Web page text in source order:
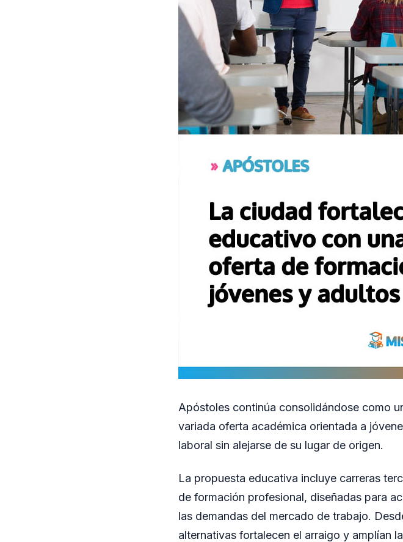
Apóstoles continúa consolidándose como
variada oferta académica orientada a
laboral sin alejarse de su lugar de origen.
La propuesta educativa incluye carreras
de formación profesional, diseñadas para
las demandas del mercado de trabajo.
alternativas fortalecen el arraigo y amplían